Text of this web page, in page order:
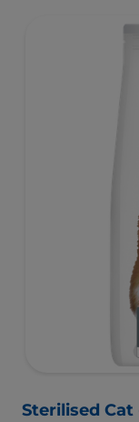
Sterilised